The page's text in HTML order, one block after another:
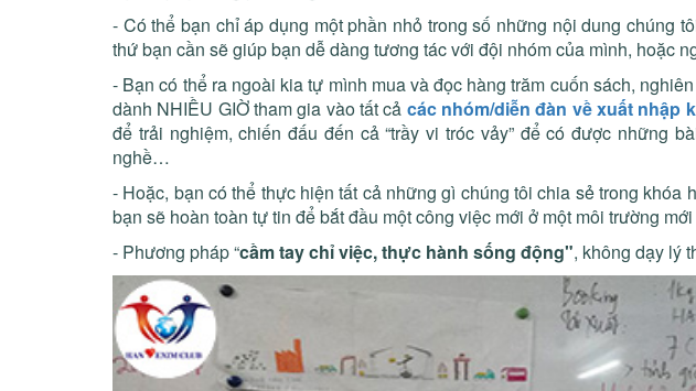
- Có thể bạn chỉ áp dụng một phần nhỏ trong số những nội dung chúng
thứ bạn cần sẽ giúp bạn dễ dàng tương tác với đội nhóm của mình, hoặc
- Bạn có thể ra ngoài kia tự mình mua và đọc hàng trăm cuốn sách,
dành NHIỀU GIỜ tham gia vào tất cả các nhóm/diễn đàn về xuất nhập
để trải nghiệm, chiến đấu đến cả “trầy vi tróc vảy” để có được những
nghề…
- Hoặc, bạn có thể thực hiện tất cả những gì chúng tôi chia sẻ trong
bạn sẽ hoàn toàn tự tin để bắt đầu một công việc mới ở một môi trường mới
- Phương pháp “cầm tay chỉ việc, thực hành sống động", không dạy lý